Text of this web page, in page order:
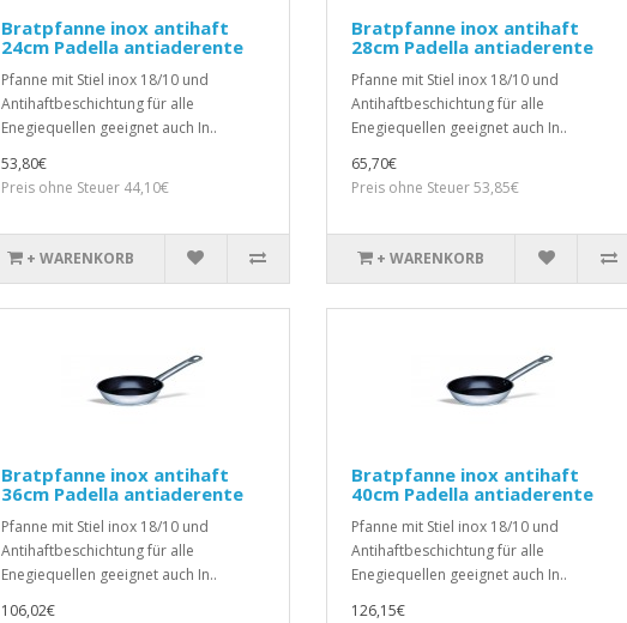
Bratpfanne inox antihaft
24cm Padella antiaderente
Pfanne mit Stiel inox 18/10 und
Antihaftbeschichtung für alle
Enegiequellen geeignet auch In..
53,80€
Preis ohne Steuer 44,10€
+ WARENKORB
Bratpfanne inox antihaft
28cm Padella antiaderente
Pfanne mit Stiel inox 18/10 und
Antihaftbeschichtung für alle
Enegiequellen geeignet auch In..
65,70€
Preis ohne Steuer 53,85€
+ WARENKORB
Bratpfanne inox antihaft
36cm Padella antiaderente
Pfanne mit Stiel inox 18/10 und
Antihaftbeschichtung für alle
Enegiequellen geeignet auch In..
106,02€
Bratpfanne inox antihaft
40cm Padella antiaderente
Pfanne mit Stiel inox 18/10 und
Antihaftbeschichtung für alle
Enegiequellen geeignet auch In..
126,15€